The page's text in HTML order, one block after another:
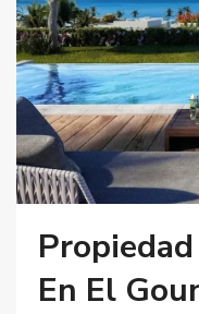
En El